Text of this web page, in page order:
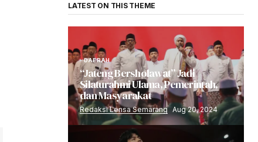
LATEST ON THIS THEME
DAERAH
“Jateng Bersholawat” Jadi
Silaturahmi Ulama, Pemerintah,
dan Masyarakat
Redaksi Lensa Semarang Aug 20, 2024